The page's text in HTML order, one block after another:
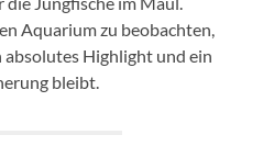
Aquarium zu beobachten,
Highlight und ein
bleibt.